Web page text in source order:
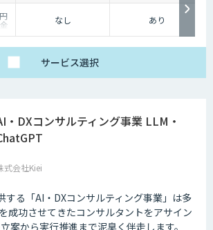
なし あり
サービス選択
・DXコンサルティング事業 LLM・
式会社Kiei
する「AI・DXコンサルティング事業」は多
成功させてきたコンサルタントをアサイン
案から実行推進まで泥臭く伴走します。